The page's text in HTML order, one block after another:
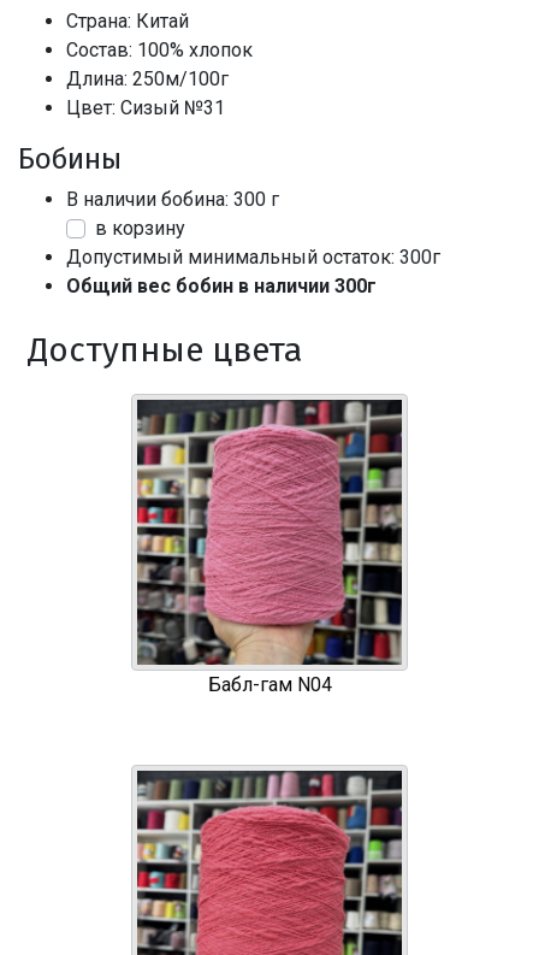
Страна: Китай
Состав: 100% хлопок
Длина: 250м/100г
Цвет: Сизый №31
Бобины
В наличии бобина: 300 г
в корзину
Допустимый минимальный остаток: 300г
Общий вес бобин в наличии 300г
Доступные цвета
Бабл-гам N04